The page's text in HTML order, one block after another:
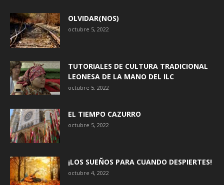
OLVIDAR(NOS)
octubre 5, 2022
TUTORIALES DE CULTURA TRADICIONAL
LEONESA DE LA MANO DEL ILC
octubre 5, 2022
EL TIEMPO CAZURRO
octubre 5, 2022
¡LOS SUEÑOS PARA CUANDO DESPIERTES!
octubre 4, 2022